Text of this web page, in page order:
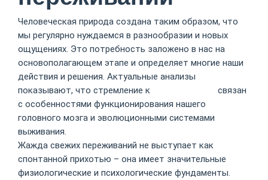
Человеческая природа создана таким образом, что
мы регулярно нуждаемся в разнообразии и новых
ощущениях. Это потребность заложено в нас на
основополагающем этапе и определяет многие наши
действия и решения. Актуальные анализы
показывают, что стремление к
связан
с особенностями функционирования нашего
головного мозга и эволюционными системами
выживания.
Жажда свежих переживаний не выступает как
спонтанной прихотью – она имеет значительные
физиологические и психологические фундаменты.